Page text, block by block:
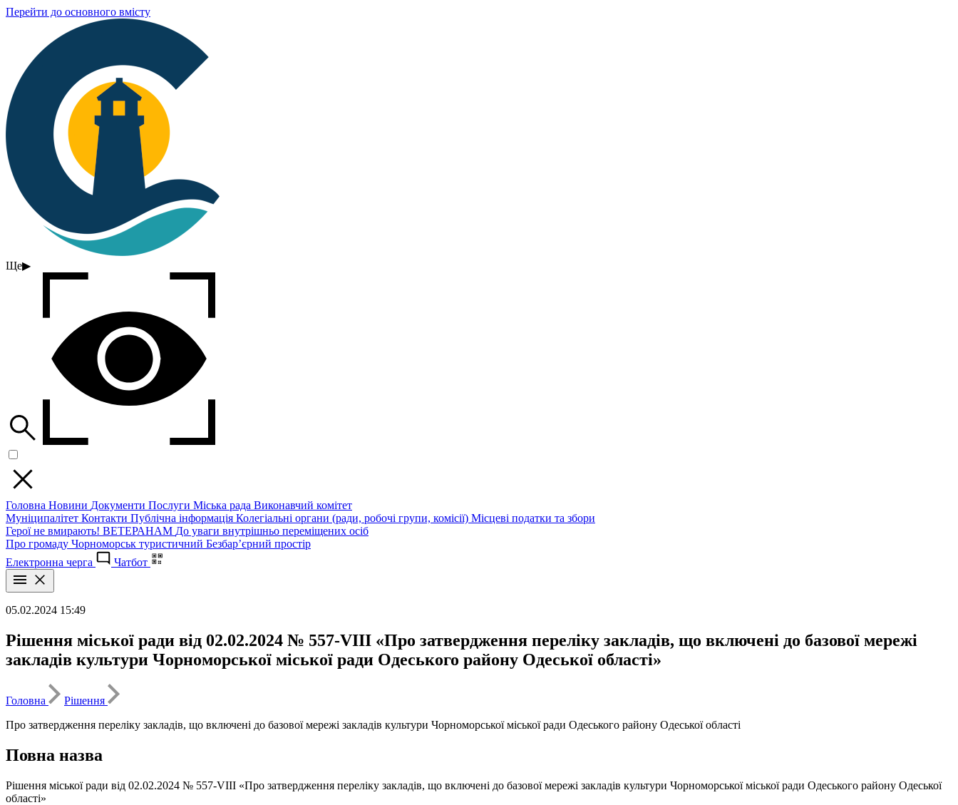
Перейти до основного вмісту
Ще▶
Головна Новини Документи Послуги Міська рада Виконавчий комітет
Муніципалітет Контакти Публічна інформація Колегіальні органи (ради, робочі групи, комісії) Місцеві податки та збори
Герої не вмирають! ВЕТЕРАНАМ До уваги внутрішньо переміщених осіб
Про громаду Чорноморськ туристичний Безбар’єрний простір
Електронна черга
Чатбот
05.02.2024 15:49
Рішення міської ради від 02.02.2024 № 557-VIII «Про затвердження переліку закладів, що включені до базової мережі
закладів культури Чорноморської міської ради Одеського району Одеської області»
Головна
Рішення
Про затвердження переліку закладів, що включені до базової мережі закладів культури Чорноморської міської ради Одеського району Одеської області
Повна назва
Рішення міської ради від 02.02.2024 № 557-VIII «Про затвердження переліку закладів, що включені до базової мережі закладів культури Чорноморської міської ради Одеського району Одеської
області»